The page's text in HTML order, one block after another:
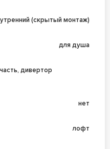
(скрытый монтаж)
для душа
дивертор
нет
лофт